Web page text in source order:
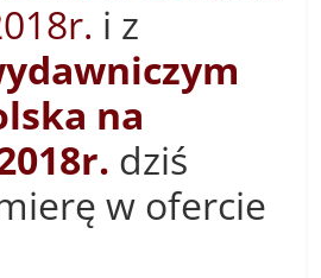
i z
na
dziś
w ofercie